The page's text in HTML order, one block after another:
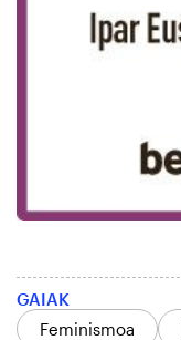
GAIAK
Feminismoa